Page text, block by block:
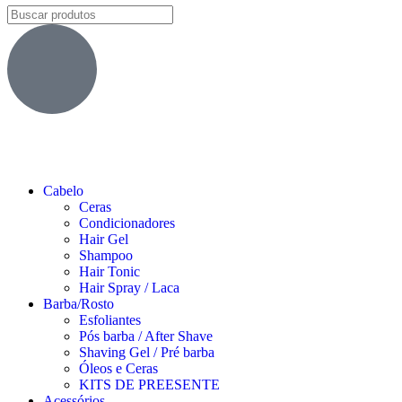
Cabelo
Ceras
Condicionadores
Hair Gel
Shampoo
Hair Tonic
Hair Spray / Laca
Barba/Rosto
Esfoliantes
Pós barba / After Shave
Shaving Gel / Pré barba
Óleos e Ceras
KITS DE PREESENTE